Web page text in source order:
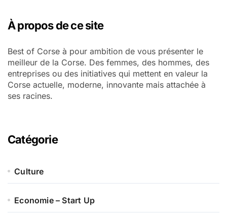
À propos de ce site
Best of Corse à pour ambition de vous présenter le
meilleur de la Corse. Des femmes, des hommes, des
entreprises ou des initiatives qui mettent en valeur la
Corse actuelle, moderne, innovante mais attachée à
ses racines.
Catégorie
Culture
Economie – Start Up